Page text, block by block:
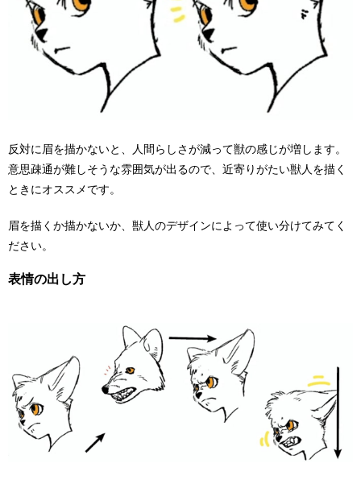
反対に眉を描かないと、人間らしさが減って獣の感じが増します。
意思疎通が難しそうな雰囲気が出るので、近寄りがたい獣人を描く
ときにオススメです。
眉を描くか描かないか、獣人のデザインによって使い分けてみてく
ださい。
表情の出し方